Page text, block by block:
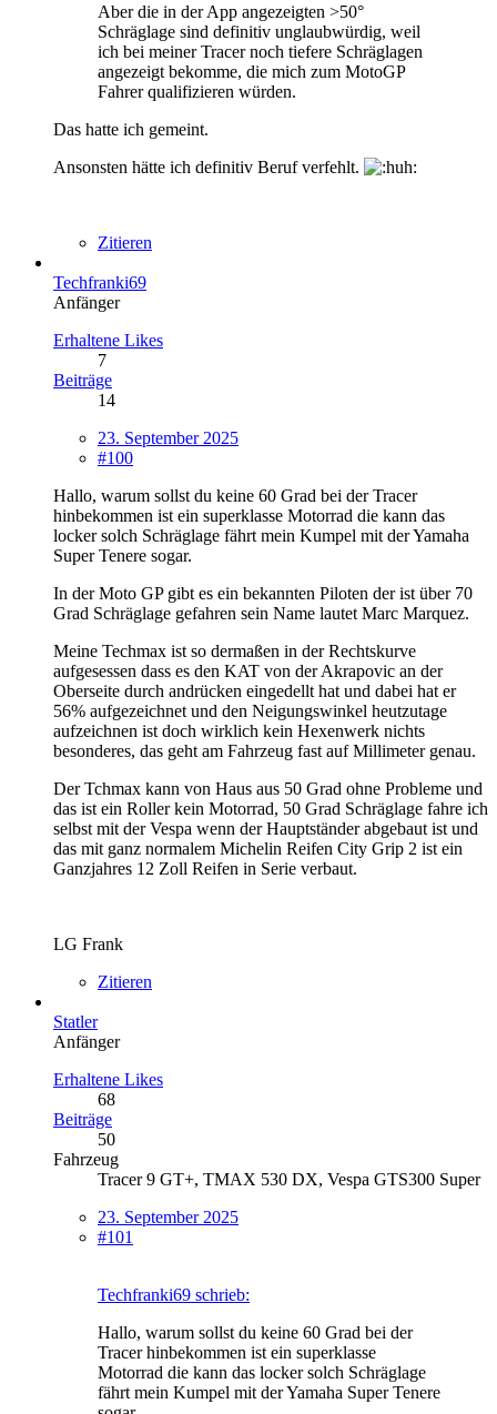
Aber die in der App angezeigten >50°
Schräglage sind definitiv unglaubwürdig, weil
ich bei meiner Tracer noch tiefere Schräglagen
angezeigt bekomme, die mich zum MotoGP
Fahrer qualifizieren würden.
Das hatte ich gemeint.
Ansonsten hätte ich definitiv Beruf verfehlt.
Zitieren
Techfranki69
Anfänger
Erhaltene Likes
7
Beiträge
14
23. September 2025
#100
Hallo, warum sollst du keine 60 Grad bei der Tracer
hinbekommen ist ein superklasse Motorrad die kann das
locker solch Schräglage fährt mein Kumpel mit der Yamaha
Super Tenere sogar.
In der Moto GP gibt es ein bekannten Piloten der ist über 70
Grad Schräglage gefahren sein Name lautet Marc Marquez.
Meine Techmax ist so dermaßen in der Rechtskurve
aufgesessen dass es den KAT von der Akrapovic an der
Oberseite durch andrücken eingedellt hat und dabei hat er
56% aufgezeichnet und den Neigungswinkel heutzutage
aufzeichnen ist doch wirklich kein Hexenwerk nichts
besonderes, das geht am Fahrzeug fast auf Millimeter genau.
Der Tchmax kann von Haus aus 50 Grad ohne Probleme und
das ist ein Roller kein Motorrad, 50 Grad Schräglage fahre ich
selbst mit der Vespa wenn der Hauptständer abgebaut ist und
das mit ganz normalem Michelin Reifen City Grip 2 ist ein
Ganzjahres 12 Zoll Reifen in Serie verbaut.
LG Frank
Zitieren
Statler
Anfänger
Erhaltene Likes
68
Beiträge
50
Fahrzeug
Tracer 9 GT+, TMAX 530 DX, Vespa GTS300 Super
23. September 2025
#101
Techfranki69 schrieb:
Hallo, warum sollst du keine 60 Grad bei der
Tracer hinbekommen ist ein superklasse
Motorrad die kann das locker solch Schräglage
fährt mein Kumpel mit der Yamaha Super Tenere